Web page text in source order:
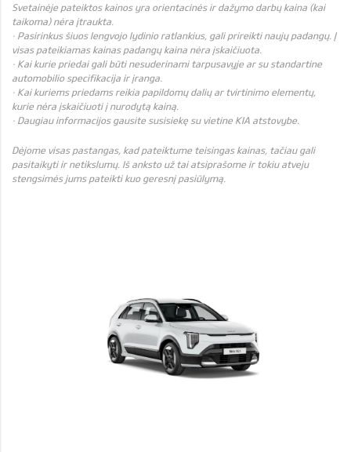
Svetainėje pateiktos kainos yra orientacinės ir dažymo darbų kaina (kai
taikoma) nėra įtraukta.
· Pasirinkus šiuos lengvojo lydinio ratlankius, gali prireikti naujų padangų. Į
visas pateikiamas kainas padangų kaina nėra įskaičiuota.
· Kai kurie priedai gali būti nesuderinami tarpusavyje ar su standartine
automobilio specifikacija ir įranga.
· Kai kuriems priedams reikia papildomų dalių ar tvirtinimo elementų,
kurie nėra įskaičiuoti į nurodytą kainą.
· Daugiau informacijos gausite susisiekę su vietine KIA atstovybe.
Dėjome visas pastangas, kad pateiktume teisingas kainas, tačiau gali
pasitaikyti ir netikslumų. Iš anksto už tai atsiprašome ir tokiu atveju
stengsimės jums pateikti kuo geresnį pasiūlymą.